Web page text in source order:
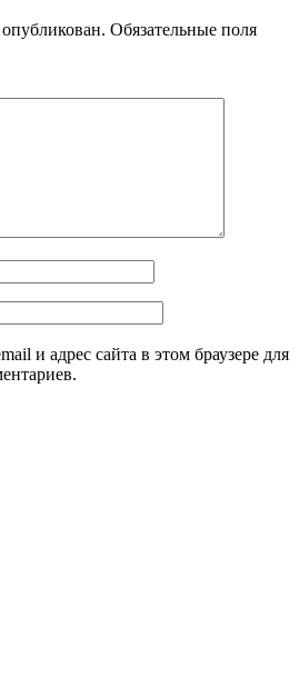
Обязательные поля
и адрес сайта в этом браузере для